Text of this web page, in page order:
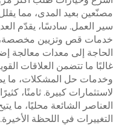
مصنّعين بعيد المدى، مما
سير العمل. سادسًا، يقدّم
خدمات قص وتزيين مخصصة،
الحاجة إلى معدات معالجة
غالبًا ما تتضمن العلاقات
وخدمات حل المشكلات، ما
لاستثمارات كبيرة. ثامنًا،
العناصر الشائعة محليًا، ما
التغييرات في اللحظة الأخيرة.